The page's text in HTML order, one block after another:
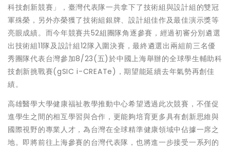
科技創新競賽」，臺灣代表隊一共拿下了技術組與設計組的雙冠
軍殊榮，另外亦榮獲了技術組銀牌、設計組佳作及最佳演示獎等
亮眼成績。而今年競賽共52組團隊角逐參賽，經過初審分別遴選
出技術組11隊及設計組12隊入圍決賽，最終遴選出兩組前三名優
秀團隊代表台灣參加8/23(五)於中國上海舉辦的全球學生輔助科
技創新挑戰賽(gSIC i-CREATe)，期望能延續去年氣勢再創佳
績。
高雄醫學大學健康福祉教學推動中心希望透過此次競賽，不僅促
進學生之間的相互學習與合作，更能夠培育更多具有創新思維與
國際視野的專業人才，為台灣在全球精準健康領域中佔據一席之
地。即將前往上海參賽的台灣代表隊，也將進一步接受一系列的